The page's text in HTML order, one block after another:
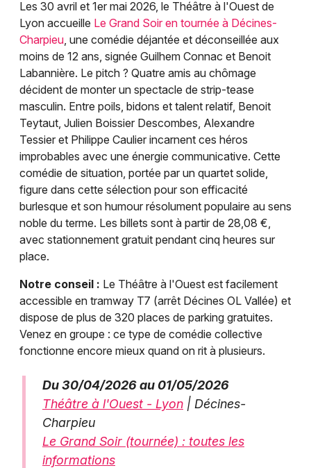
Les 30 avril et 1er mai 2026, le Théâtre à l'Ouest de
Lyon accueille Le Grand Soir en tournée à Décines-
Charpieu, une comédie déjantée et déconseillée aux
moins de 12 ans, signée Guilhem Connac et Benoit
Labannière. Le pitch ? Quatre amis au chômage
décident de monter un spectacle de strip-tease
masculin. Entre poils, bidons et talent relatif, Benoit
Teytaut, Julien Boissier Descombes, Alexandre
Tessier et Philippe Caulier incarnent ces héros
improbables avec une énergie communicative. Cette
comédie de situation, portée par un quartet solide,
figure dans cette sélection pour son efficacité
burlesque et son humour résolument populaire au sens
noble du terme. Les billets sont à partir de 28,08 €,
avec stationnement gratuit pendant cinq heures sur
place.
Notre conseil : Le Théâtre à l'Ouest est facilement
accessible en tramway T7 (arrêt Décines OL Vallée) et
dispose de plus de 320 places de parking gratuites.
Venez en groupe : ce type de comédie collective
fonctionne encore mieux quand on rit à plusieurs.
Du 30/04/2026 au 01/05/2026
Théâtre à l'Ouest - Lyon | Décines-
Charpieu
Le Grand Soir (tournée) : toutes les
informations